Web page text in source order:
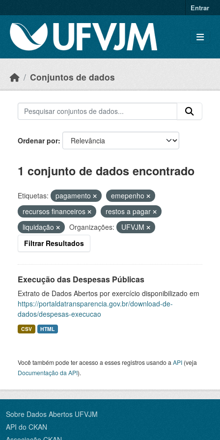
Entrar
Conjuntos de dados
Ordenar por
1 conjunto de dados encontrado
Etiquetas: pagamento
emepenho
recursos financeiros
restos a pagar
liquidação
Organizações:
UFVJM
Filtrar Resultados
Execução das Despesas Públicas
Extrato de Dados Abertos por exercício disponibilizado em
https://portaldatransparencia.gov.br/download-de-
dados/despesas-execucao
CSV HTML
Você também pode ter acesso a esses registros usando a API (veja
Documentação da API).
Sobre Dados Abertos UFVJM
API do CKAN